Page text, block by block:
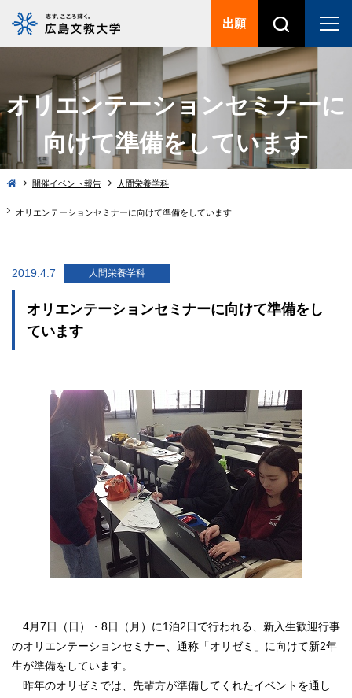
オリエンテーションセミナーに
向けて準備をしています
開催イベント報告 人間栄養学科
オリエンテーションセミナーに向けて準備をしています
2019.4.7 人間栄養学科
オリエンテーションセミナーに向けて準備をし
ています
4月7日（日）・8日（月）に1泊2日で行われる、新入生歓迎行事
のオリエンテーションセミナー、通称「オリゼミ」に向けて新2年
生が準備をしています。
昨年のオリゼミでは、先輩方が準備してくれたイベントを通し
出願